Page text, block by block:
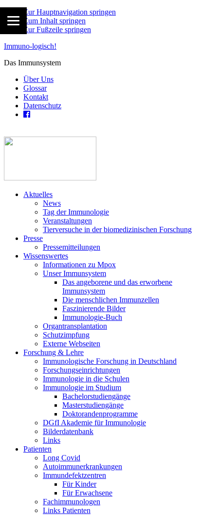
Zur Hauptnavigation springen
Zum Inhalt springen
Zur Fußzeile springen
Immuno-logisch!
Das Immunsystem
Über Uns
Glossar
Kontakt
Datenschutz
Aktuelles
News
Tag der Immunologie
Veranstaltungen
Tierversuche in der biomedizinischen Forschung
Presse
Pressemitteilungen
Wissenswertes
Informationen zu Mpox
Unser Immunsystem
Das angeborene und das erworbene
Immunsystem
Die menschlichen Immunzellen
Faszinierende Bilder
Immunologie-Buch
Organtransplantation
Schutzimpfung
Externe Webseiten
Forschung & Lehre
Immunologische Forschung in Deutschland
Forschungseinrichtungen
Immunologie in die Schulen
Immunologie im Studium
Bachelorstudiengänge
Masterstudiengänge
Doktorandenprogramme
DGfI Akademie für Immunologie
Bilderdatenbank
Links
Patienten
Long Covid
Autoimmunerkrankungen
Immundefektzentren
Für Kinder
Für Erwachsene
Fachimmunologen
Links Patienten